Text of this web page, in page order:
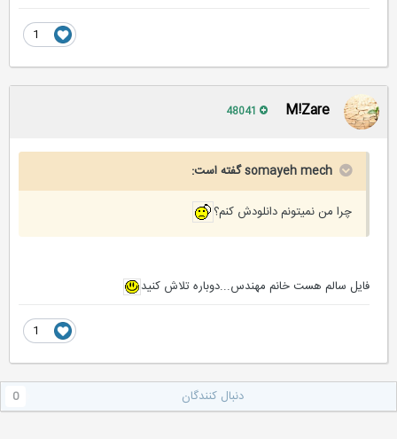
M!Zare
somayeh mech گفته است:
چرا من نميتونم دانلودش كنم؟
فایل سالم هست خانم مهندس...دوباره تلاش کنید
دنبال کنندگان